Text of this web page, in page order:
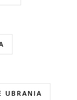
UBRANIA